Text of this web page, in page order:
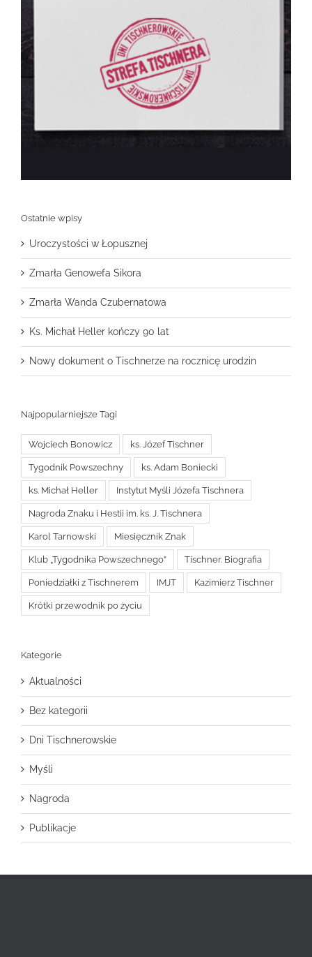
Ostatnie wpisy
Uroczystości w Łopusznej
Zmarła Genowefa Sikora
Zmarła Wanda Czubernatowa
Ks. Michał Heller kończy 90 lat
Nowy dokument o Tischnerze na rocznicę urodzin
Najpopularniejsze Tagi
Wojciech Bonowicz ks. Józef Tischner
Tygodnik Powszechny ks. Adam Boniecki
ks. Michał Heller Instytut Myśli Józefa Tischnera
Nagroda Znaku i Hestii im. ks. J. Tischnera
Karol Tarnowski Miesięcznik Znak
Klub „Tygodnika Powszechnego” Tischner. Biografia
Poniedziałki z Tischnerem IMJT Kazimierz Tischner
Krótki przewodnik po życiu
Kategorie
Aktualności
Bez kategorii
Dni Tischnerowskie
Myśli
Nagroda
Publikacje